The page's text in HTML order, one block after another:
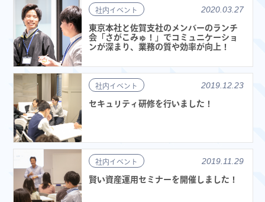
社内イベント 2020.03.27
東京本社と佐賀支社のメンバーのランチ
会「さがこみゅ！」でコミュニケーショ
ンが深まり、業務の質や効率が向上！
社内イベント 2019.12.23
セキュリティ研修を行いました！
社内イベント 2019.11.29
賢い資産運用セミナーを開催しました！